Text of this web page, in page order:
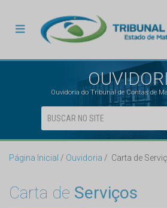
Ouvidoria do Tribunal de Contas de
Página Inicial Ouvidoria Carta de
Carta de Serviços